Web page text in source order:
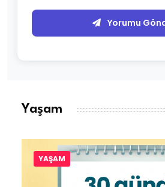
Yorumu
Yaşam
YAŞAM